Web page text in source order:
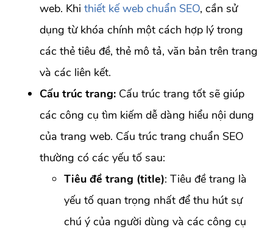
web. Khi thiết kế web chuẩn SEO, cần sử
dụng từ khóa chính một cách hợp lý trong
các thẻ tiêu đề, thẻ mô tả, văn bản trên trang
và các liên kết.
Cấu trúc trang: Cấu trúc trang tốt sẽ giúp
các công cụ tìm kiếm dễ dàng hiểu nội dung
của trang web. Cấu trúc trang chuẩn SEO
thường có các yếu tố sau:
Tiêu đề trang (title): Tiêu đề trang là
yếu tố quan trọng nhất để thu hút sự
chú ý của người dùng và các công cụ